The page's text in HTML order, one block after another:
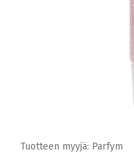
Tuotteen myyjä: Parfym